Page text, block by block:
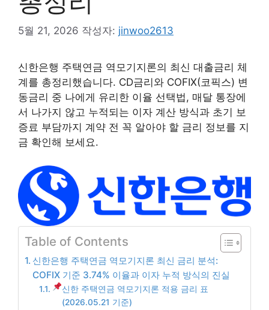
5월 21, 2026 작성자: jinwoo2613
신한은행 주택연금 역모기지론의 최신 대출금리 체
계를 총정리했습니다. CD금리와 COFIX(코픽스) 변
동금리 중 나에게 유리한 이율 선택법, 매달 통장에
서 나가지 않고 누적되는 이자 계산 방식과 초기 보
증료 부담까지 계약 전 꼭 알아야 할 금리 정보를 지
금 확인해 보세요.
Table of Contents
신한은행 주택연금 역모기지론 최신 금리 분석:
COFIX 기준 3.74% 이율과 이자 누적 방식의 진실
신한 주택연금 역모기지론 적용 금리 표
(2026.05.21 기준)